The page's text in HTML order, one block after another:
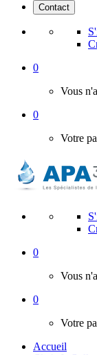
Contact
0
Vous
0
Votre
0
Vous
0
Votre
Accueil